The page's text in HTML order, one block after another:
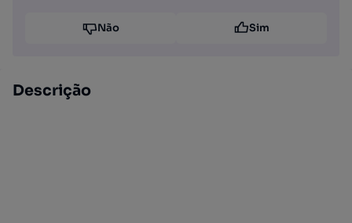
Não Sim
Descrição